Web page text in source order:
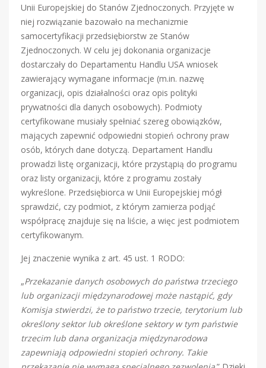
Unii Europejskiej do Stanów Zjednoczonych. Przyjęte w
niej rozwiązanie bazowało na mechanizmie
samocertyfikacji przedsiębiorstw ze Stanów
Zjednoczonych. W celu jej dokonania organizacje
dostarczały do Departamentu Handlu USA wniosek
zawierający wymagane informacje (m.in. nazwę
organizacji, opis działalności oraz opis polityki
prywatności dla danych osobowych). Podmioty
certyfikowane musiały spełniać szereg obowiązków,
mających zapewnić odpowiedni stopień ochrony praw
osób, których dane dotyczą. Departament Handlu
prowadzi listę organizacji, które przystąpią do programu
oraz listy organizacji, które z programu zostały
wykreślone. Przedsiębiorca w Unii Europejskiej mógł
sprawdzić, czy podmiot, z którym zamierza podjąć
współpracę znajduje się na liście, a więc jest podmiotem
certyfikowanym.
Jej znaczenie wynika z art. 45 ust. 1 RODO:
„Przekazanie danych osobowych do państwa trzeciego
lub organizacji międzynarodowej może nastąpić, gdy
Komisja stwierdzi, że to państwo trzecie, terytorium lub
określony sektor lub określone sektory w tym państwie
trzecim lub dana organizacja międzynarodowa
zapewniają odpowiedni stopień ochrony. Takie